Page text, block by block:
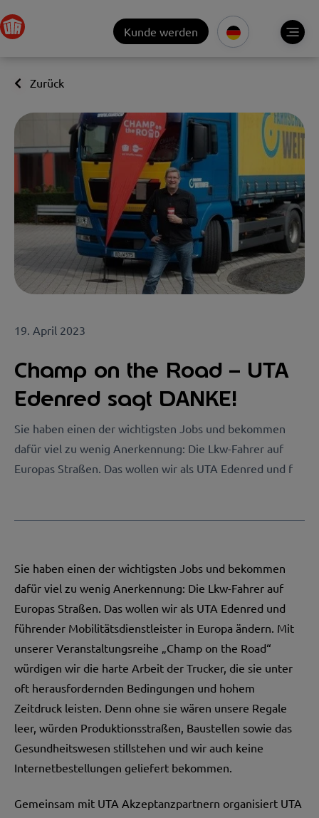
Kunde werden
Zurück
19. April 2023
Champ on the Road – UTA
Edenred sagt DANKE!
Sie haben einen der wichtigsten Jobs und bekommen
dafür viel zu wenig Anerkennung: Die Lkw-Fahrer auf
Europas Straßen. Das wollen wir als UTA Edenred und f
Sie haben einen der wichtigsten Jobs und bekommen
dafür viel zu wenig Anerkennung: Die Lkw-Fahrer auf
Europas Straßen. Das wollen wir als UTA Edenred und
führender Mobilitätsdienstleister in Europa ändern. Mit
unserer Veranstaltungsreihe „Champ on the Road“
würdigen wir die harte Arbeit der Trucker, die sie unter
oft herausfordernden Bedingungen und hohem
Zeitdruck leisten. Denn ohne sie wären unsere Regale
leer, würden Produktionsstraßen, Baustellen sowie das
Gesundheitswesen stillstehen und wir auch keine
Internetbestellungen geliefert bekommen.
Gemeinsam mit UTA Akzeptanzpartnern organisiert UTA